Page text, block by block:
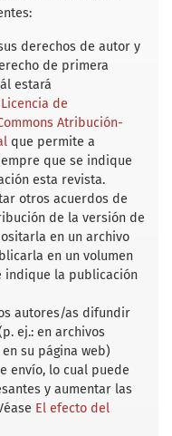
derechos de autor y
de primera
estará
Licencia de
Atribución-
que permite a
que se indique
esta revista.
otros acuerdos de
de la versión de
en un archivo
en un volumen
indique la publicación
autores/as difundir
ej.: en archivos
su página web)
envío, lo cual puede
y aumentar las
El efecto del